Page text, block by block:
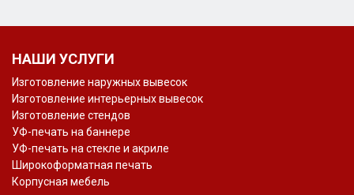
НАШИ УСЛУГИ
Изготовление наружных вывесок
Изготовление интерьерных вывесок
Изготовление стендов
УФ-печать на баннере
УФ-печать на стекле и акриле
Широкоформатная печать
Корпусная мебель